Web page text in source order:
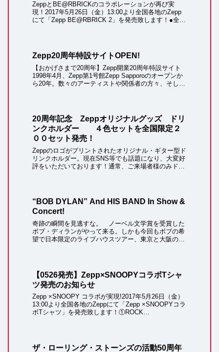
ZeppとBE@RBRICKのコラボレーションが再び実
現！2017年5月26日（金）13:00より全国各地のZepp
にて「Zepp BE@RBRICK 2」を発売致します！●全高
Zepp20周年特設サイトOPEN!
【おかげさまで20周年】Zepp開業20周年特設サイト
1998年4月、Zepp第1号館Zepp Sapporoのオープンか
ら20年。数々のアーティストや関係者の方々、そして
20周年記念 Zeppオリジナルグッズ ドリ
ンクホルダー ４色セットを全国限定２
００セット発売！
Zeppのロゴがプリントされたオリジナル・ギター型ド
リンクホルダー。現在SNS等でも話題になり、大変好
評をいただいております！通常、ご来場者様のみドリ
“BOB DYLAN” And HIS BAND In Show &
Concert!
奇跡の瞬間を見逃すな。 ノーベル文学賞を受賞した
ボブ・ディランがやって来る。しかも今回もボブの希
望で日本限定のライブハウスツアー、東京と大阪の
【0526発売】Zepp×SNOOPYコラボTシャ
ツ発売のお知らせ
Zepp ×SNOOPY コラボが実現!2017年5月26日（金）
13:00より全国各地のZeppにて「Zepp ×SNOOPYコラ
ボTシャツ」を発売致します！①ROCK
ザ・ローリング・ストーンズの活動50周年